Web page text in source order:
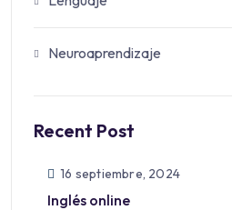
Neuroaprendizaje
Recent Post
16 septiembre, 2024
Inglés online